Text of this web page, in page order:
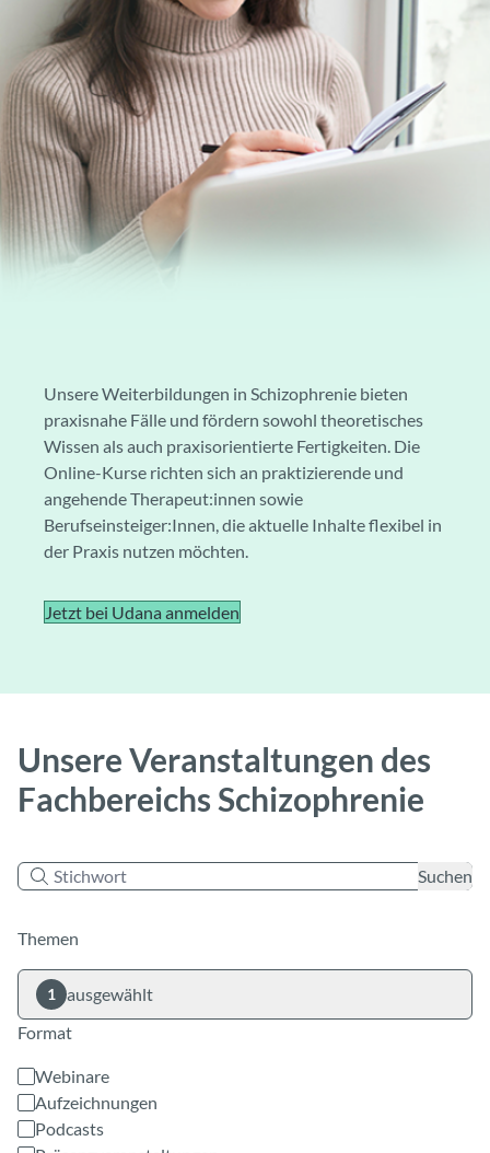
Unsere Weiterbildungen in Schizophrenie bieten
praxisnahe Fälle und fördern sowohl theoretisches
Wissen als auch praxisorientierte Fertigkeiten. Die
Online-Kurse richten sich an praktizierende und
angehende Therapeut:innen sowie
Berufseinsteiger:Innen, die aktuelle Inhalte flexibel in
der Praxis nutzen möchten.
Jetzt bei Udana anmelden
Unsere Veranstaltungen des
Fachbereichs Schizophrenie
Stichwort Suchen
Themen
1
ausgewählt
Format
Webinare
Aufzeichnungen
Podcasts